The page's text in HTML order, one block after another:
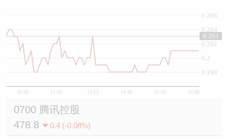
10:00 11:00 12/13 14:00 15:00 16:00
0.198
0.2
0.202
0.204
0.206
0.203
0700 腾讯控股
478.8
0.4 (-0.08%)